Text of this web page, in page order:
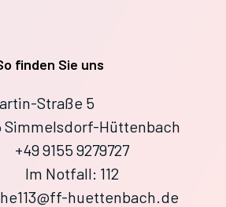
finden Sie uns
Straße 5
Simmelsdorf-Hüttenbach
+49 9155 9279727
Im Notfall: 112
huettenbach.de